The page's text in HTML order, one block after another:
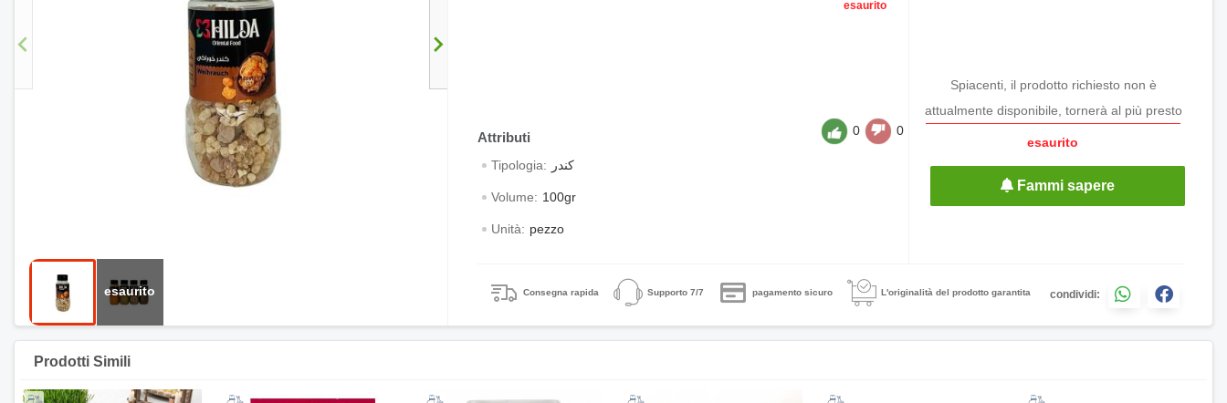
esaurito
Tipologia: کندر
Volume: 100gr
Unità: pezzo
0 0
Spiacenti, il prodotto richiesto non è
attualmente disponibile, tornerà al più presto
esaurito
Fammi sapere
Consegna rapida Supporto 7/7 pagamento sicuro L'originalità del prodotto garantita condividi:
Prodotti Simili